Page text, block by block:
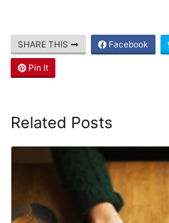
SHARE THIS Facebook
Pin It
Related Posts